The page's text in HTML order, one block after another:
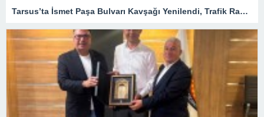
Tarsus’ta İsmet Paşa Bulvarı Kavşağı Yenilendi, Trafik Rahatladı